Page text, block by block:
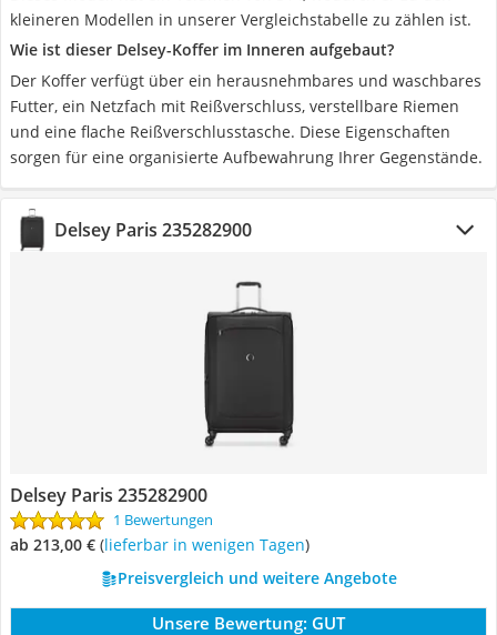
kleineren Modellen in unserer Vergleichstabelle zu zählen ist.
Wie ist dieser Delsey-Koffer im Inneren aufgebaut?
Der Koffer verfügt über ein herausnehmbares und waschbares
Futter, ein Netzfach mit Reißverschluss, verstellbare Riemen
und eine flache Reißverschlusstasche. Diese Eigenschaften
sorgen für eine organisierte Aufbewahrung Ihrer Gegenstände.
Delsey Paris 235282900
Delsey Paris 235282900
1 Bewertungen
ab 213,00 € ( Lieferbar in wenigen Tagen)
Preisvergleich und weitere Angebote
Unsere Bewertung: GUT